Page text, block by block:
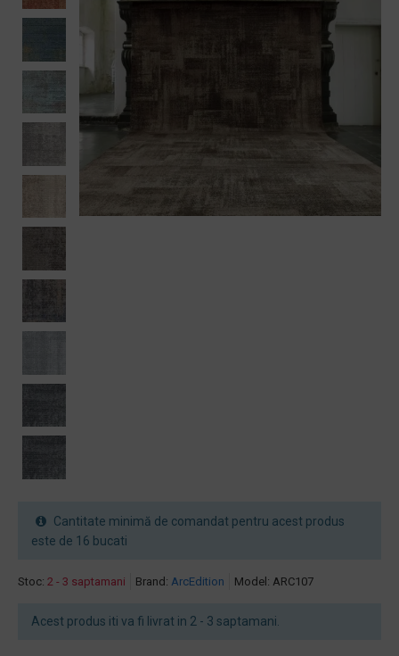
Stoc: 2 - 3 saptamani Brand: ArcEdition Model: ARC107
Acest produs iti va fi livrat in 2 - 3 saptamani.
Cantitate minimă de comandat pentru acest produs
este de 16 bucati